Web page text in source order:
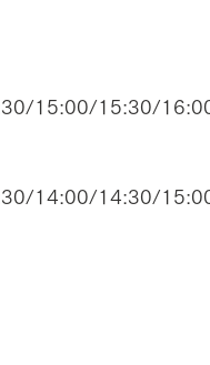
15:00/15:30/
14:00/14:30/